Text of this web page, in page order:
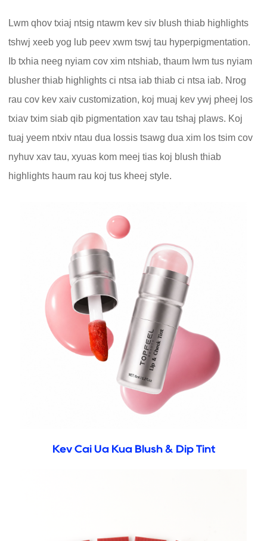
Lwm qhov txiaj ntsig ntawm kev siv blush thiab highlights
tshwj xeeb yog lub peev xwm tswj tau hyperpigmentation.
Ib txhia neeg nyiam cov xim ntshiab, thaum lwm tus nyiam
blusher thiab highlights ci ntsa iab thiab ci ntsa iab. Nrog
rau cov kev xaiv customization, koj muaj kev ywj pheej los
txiav txim siab qib pigmentation xav tau tshaj plaws. Koj
tuaj yeem ntxiv ntau dua lossis tsawg dua xim los tsim cov
nyhuv xav tau, xyuas kom meej tias koj blush thiab
highlights haum rau koj tus kheej style.
Kev Cai Ua Kua Blush & Dip Tint